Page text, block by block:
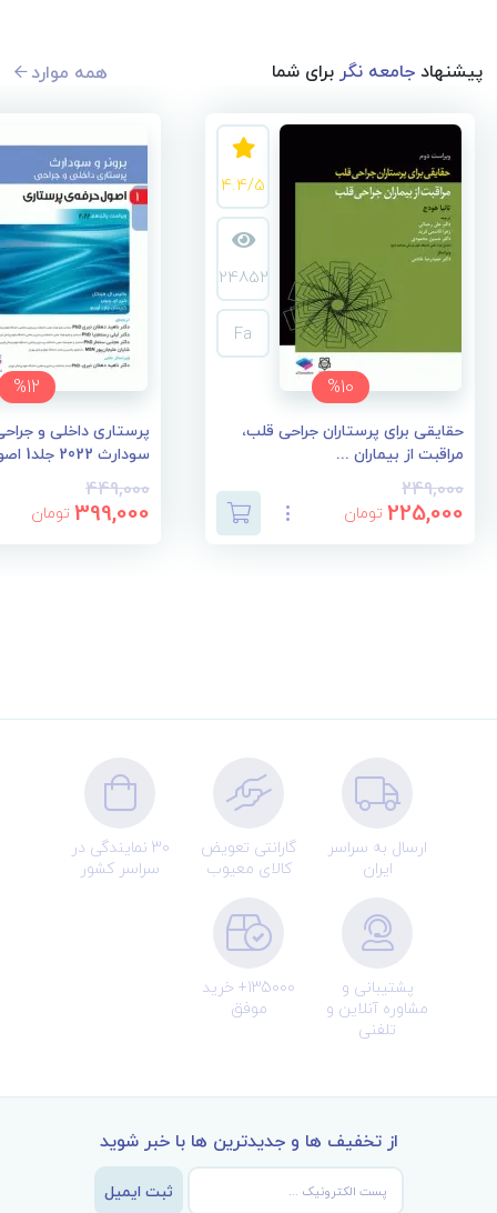
پیشنهادجامعه نگربرای شما همه موارد
%10
4.4/5
24852
Fa
حقایقی برای پرستاران جراحی قلب،
مراقبت از بیماران ...
249,000
225,000 تومان
%12
پرستاری داخلی و
سودارث 2022 جلد1 اصو...
449,000
399,000 تومان
ارسال به سراسر
ایران
گارانتی تعویض
کالای معیوب
30 نمایندگی در
سراسر کشور
پشتیبانی و
مشاوره آنلاین و
تلفنی
135000+ خرید
موفق
از تخفیف ها و جدیدترین ها با خبر شوید
ثبت ایمیل